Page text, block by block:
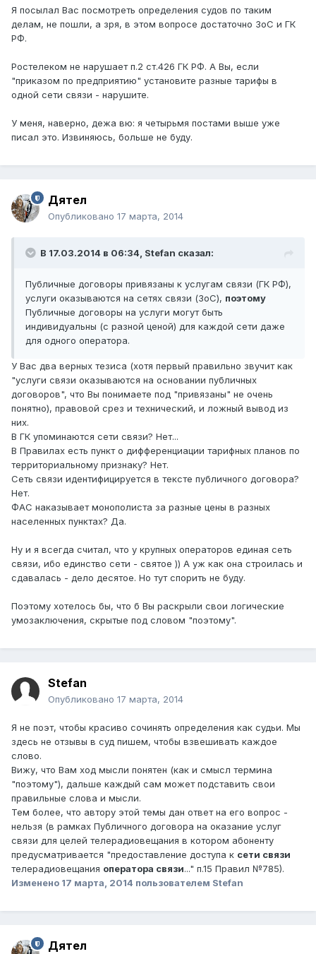
Я посылал Вас посмотреть определения судов по таким
делам, не пошли, а зря, в этом вопросе достаточно ЗоС и ГК
РФ.
Ростелеком не нарушает п.2 ст.426 ГК РФ. А Вы, если
"приказом по предприятию" установите разные тарифы в
одной сети связи - нарушите.
У меня, наверно, дежа вю: я четырьмя постами выше уже
писал это. Извиняюсь, больше не буду.
Дятел
Опубликовано 17 марта, 2014
В 17.03.2014 в 06:34, Stefan сказал:
Публичные договоры привязаны к услугам связи (ГК РФ),
услуги оказываются на сетях связи (ЗоС), поэтому
Публичные договоры на услуги могут быть
индивидуальны (c разной ценой) для каждой сети даже
для одного оператора.
У Вас два верных тезиса (хотя первый правильно звучит как
"услуги связи оказываются на основании публичных
договоров", что Вы понимаете под "привязаны" не очень
понятно), правовой срез и технический, и ложный вывод из
них.
В ГК упоминаются сети связи? Нет...
В Правилах есть пункт о дифференциации тарифных планов по
территориальному признаку? Нет.
Сеть связи идентифицируется в тексте публичного договора?
Нет.
ФАС наказывает монополиста за разные цены в разных
населенных пунктах? Да.
Ну и я всегда считал, что у крупных операторов единая сеть
связи, ибо единство сети - святое )) А уж как она строилась и
сдавалась - дело десятое. Но тут спорить не буду.
Поэтому хотелось бы, что б Вы раскрыли свои логические
умозаключения, скрытые под словом "поэтому".
Stefan
Опубликовано 17 марта, 2014
Я не поэт, чтобы красиво сочинять определения как судьи. Мы
здесь не отзывы в суд пишем, чтобы взвешивать каждое
слово.
Вижу, что Вам ход мысли понятен (как и смысл термина
"поэтому"), дальше каждый сам может подставить свои
правильные слова и мысли.
Тем более, что автору этой темы дан ответ на его вопрос -
нельзя (в рамках Публичного договора на оказание услуг
связи для целей телерадиовещания в котором абоненту
предусматривается "предоставление доступа к сети связи
телерадиовещания оператора связи..." п.15 Правил №785).
Изменено 17 марта, 2014 пользователем Stefan
Дятел